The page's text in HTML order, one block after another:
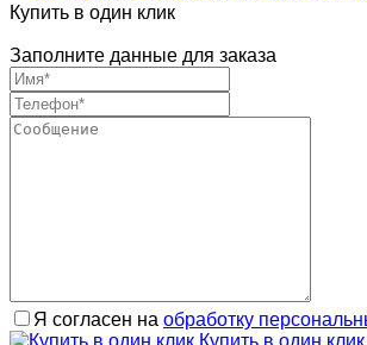
Купить в один клик
Заполните данные для заказа
Я согласен на обработку
Купить в один клик